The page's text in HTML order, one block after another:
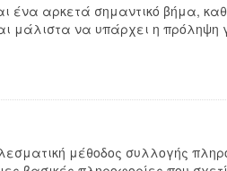
αρκετά σημαντικό βήμα,
μάλιστα να υπάρχει η πρόληψη
μέθοδος συλλογής